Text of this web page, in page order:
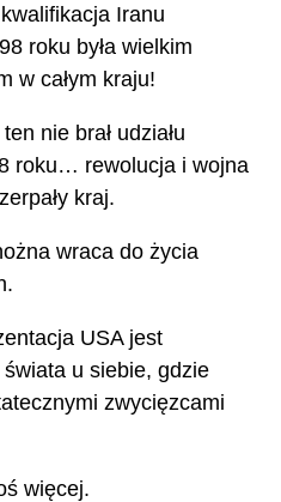
Iranu
roku była wielkim
w całym kraju!
nie brał udziału
roku… rewolucja i wojna
kraj.
wraca do życia
USA jest
u siebie, gdzie
zwycięzcami
więcej.